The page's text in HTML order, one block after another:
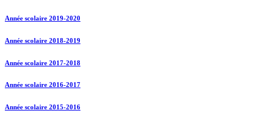
Année scolaire 2019-2020
Année scolaire 2018-2019
Année scolaire 2017-2018
Année scolaire 2016-2017
Année scolaire 2015-2016